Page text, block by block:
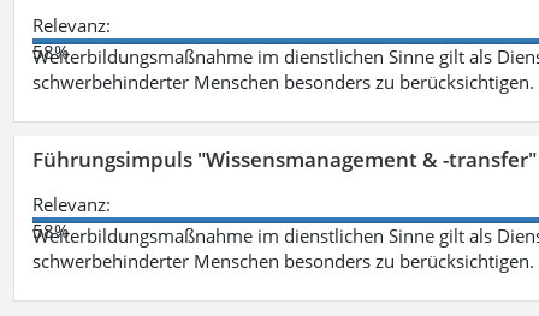
Relevanz:
58%
Weiterbildungsmaßnahme im dienstlichen Sinne gilt als
schwerbehinderter Menschen besonders zu berücksichtigen.
Führungsimpuls "Wissensmanagement & -
Relevanz:
58%
Weiterbildungsmaßnahme im dienstlichen Sinne gilt als
schwerbehinderter Menschen besonders zu berücksichtigen.